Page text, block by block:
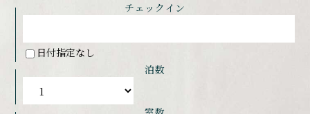
チェックイン
日付指定なし
泊数